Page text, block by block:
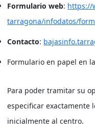
Formulario web: https://
tarragona/infodatos/
Contacto:
Formulario en papel en
Para poder tramitar su
especificar exactamente
inicialmente al centro.